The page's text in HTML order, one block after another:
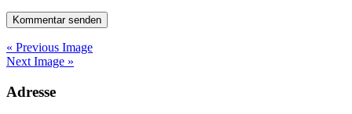
« Previous Image
Next Image »
Adresse